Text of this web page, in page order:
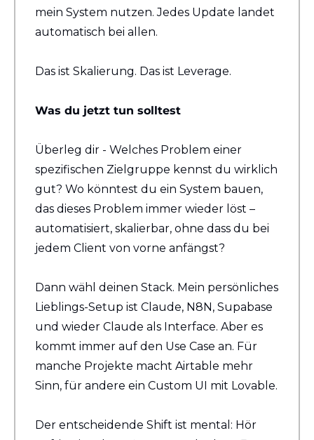
mein System nutzen. Jedes Update landet
automatisch bei allen.
Das ist Skalierung. Das ist Leverage.
Was du jetzt tun solltest
Überleg dir - Welches Problem einer
spezifischen Zielgruppe kennst du wirklich
gut? Wo könntest du ein System bauen,
das dieses Problem immer wieder löst –
automatisiert, skalierbar, ohne dass du bei
jedem Client von vorne anfängst?
Dann wähl deinen Stack. Mein persönliches
Lieblings-Setup ist Claude, N8N, Supabase
und wieder Claude als Interface. Aber es
kommt immer auf den Use Case an. Für
manche Projekte macht Airtable mehr
Sinn, für andere ein Custom UI mit Lovable.
Der entscheidende Shift ist mental: Hör